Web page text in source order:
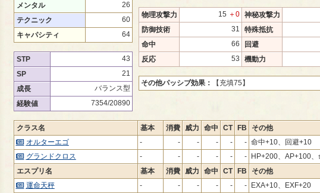
メンタル
26
テクニック
60
キャパシティ
64
STP
43
SP
21
成長
バランス型
経験値
7354/20890
物理攻撃力 15 ＋0 神秘攻撃力
防御技術
31 特殊抵抗
命中
66 回避
反応
53 機動力
その他パッシブ効果： 【充填75】
クラス名 基本 消費 威力 命中 CT FB
その他
オルターエゴ
- - - - - - 命中+10、回避+10
グランドクロス
- - - - - -
HP+200、AP+100
エスプリ名
基本 消費 威力 命中 CT FB
その他
運命天秤
- - - - - -
EXA+10、EXF+20